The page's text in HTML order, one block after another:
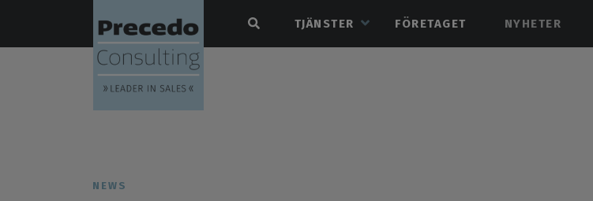
TJÄNSTER FÖRETAGET NYHETER
NEWS